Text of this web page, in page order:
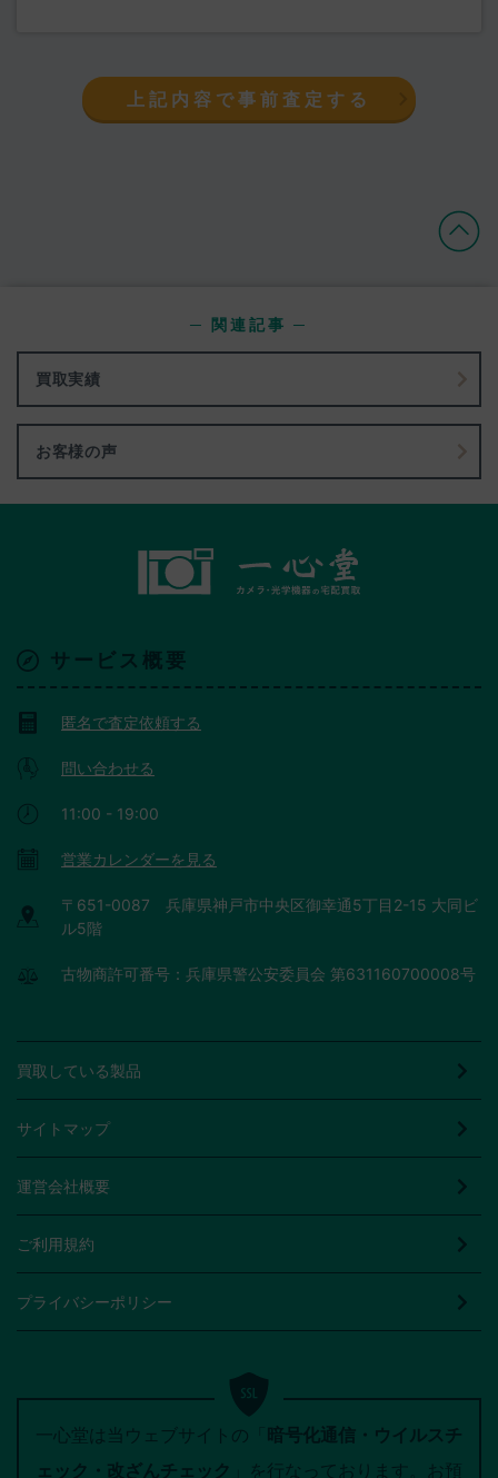
上記内容で事前査定する
買取実績
─ 関連記事 ─
お客様の声
サービス概要
匿名で査定依頼する
問い合わせる
11:00 - 19:00
営業カレンダーを見る
〒651-0087 兵庫県神戸市中央区御幸通5丁目2-15 大同ビ
ル5階
古物商許可番号：兵庫県警公安委員会 第631160700008号
買取している製品
サイトマップ
運営会社概要
ご利用規約
プライバシーポリシー
一心堂は当ウェブサイトの「
暗号化通信・ウイルスチ
ェック・改ざんチェック
」を行なっております。お預